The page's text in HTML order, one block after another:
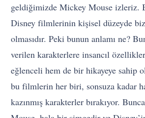
geldiğimizde Mickey Mouse izleriz.
Disney filmlerinin kişisel düzeyde
olmasıdır. Peki bunun anlamı ne?
verilen karakterlere insancıl
eğlenceli hem de bir hikayeye sahip
bu filmlerin her biri, sonsuza kadar
kazınmış karakterler bırakıyor.